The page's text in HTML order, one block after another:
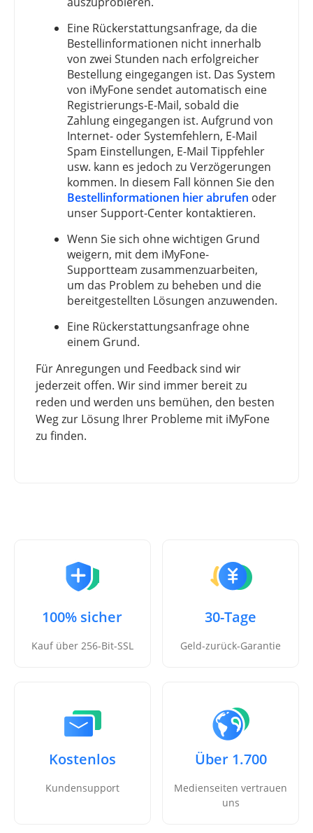
Eine Rückerstattungsanfrage, da die
Bestellinformationen nicht innerhalb
von zwei Stunden nach erfolgreicher
Bestellung eingegangen ist. Das System
von iMyFone sendet automatisch eine
Registrierungs-E-Mail, sobald die
Zahlung eingegangen ist. Aufgrund von
Internet- oder Systemfehlern, E-Mail
Spam Einstellungen, E-Mail Tippfehler
usw. kann es jedoch zu Verzögerungen
kommen. In diesem Fall können Sie den
Bestellinformationen hier abrufen oder
unser Support-Center kontaktieren.
Wenn Sie sich ohne wichtigen Grund
weigern, mit dem iMyFone-
Supportteam zusammenzuarbeiten,
um das Problem zu beheben und die
bereitgestellten Lösungen anzuwenden.
Eine Rückerstattungsanfrage ohne
einem Grund.
Für Anregungen und Feedback sind wir
jederzeit offen. Wir sind immer bereit zu
reden und werden uns bemühen, den besten
Weg zur Lösung Ihrer Probleme mit iMyFone
zu finden.
100% sicher
Kauf über 256-Bit-SSL
30-Tage
Geld-zurück-Garantie
Kostenlos
Kundensupport
Über 1.700
Medienseiten vertrauen
uns